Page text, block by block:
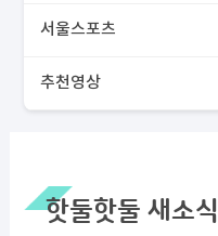
서울스포츠
추천영상
핫둘핫둘 새소식